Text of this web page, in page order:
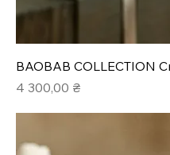
BAOBAB COLLECTION
Ціна
4 300,00 ₴